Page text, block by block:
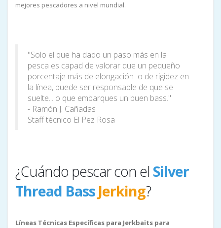
mejores pescadores a nivel mundial.
"Solo el que ha dado un paso más en la
pesca es capad de valorar que un pequeño
porcentaje más de elongación o de rigidez en
la línea, puede ser responsable de que se
suelte... o que embarques un buen bass."
- Ramón J. Cañadas
Staff técnico El Pez Rosa
¿Cuándo pescar con el Silver
Thread Bass Jerking?
Líneas Técnicas Específicas para Jerkbaits para